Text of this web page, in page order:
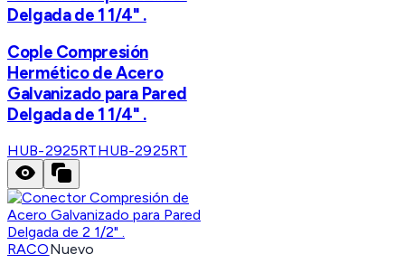
Delgada de 1 1/4" .
Cople Compresión
Hermético de Acero
Galvanizado para Pared
Delgada de 1 1/4" .
HUB-2925RTHUB-2925RT
RACONuevo